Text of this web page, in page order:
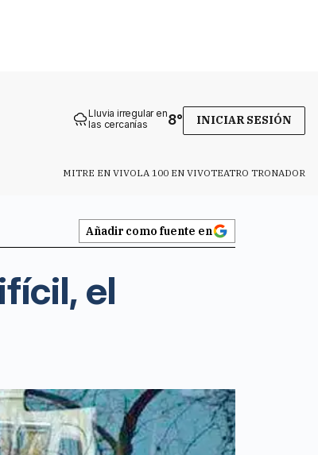
Lluvia irregular en
las cercanías
8° INICIAR SESIÓN
MITRE EN VIVOLA 100 EN VIVOTEATRO TRONADOR
Añadir como fuente en
el